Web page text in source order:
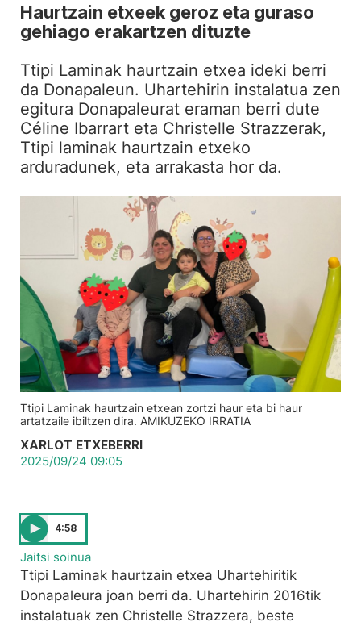
Haurtzain etxeek geroz eta guraso
gehiago erakartzen dituzte
Ttipi Laminak haurtzain etxea ideki berri
da Donapaleun. Uhartehirin instalatua zen
egitura Donapaleurat eraman berri dute
Céline Ibarrart eta Christelle Strazzerak,
Ttipi laminak haurtzain etxeko
arduradunek, eta arrakasta hor da.
Ttipi Laminak haurtzain etxean zortzi haur eta bi haur
artatzaile ibiltzen dira. AMIKUZEKO IRRATIA
XARLOT ETXEBERRI
2025/09/24 09:05
4:58
Jaitsi soinua
Ttipi Laminak haurtzain etxea Uhartehiritik
Donapaleura joan berri da. Uhartehirin 2016tik
instalatuak zen Christelle Strazzera, beste